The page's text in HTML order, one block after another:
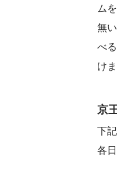
ム
無い
べる
けま
京
下
各